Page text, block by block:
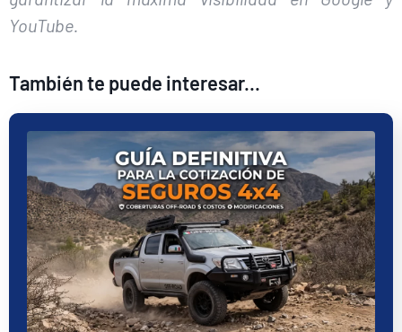
YouTube.
También te puede interesar...